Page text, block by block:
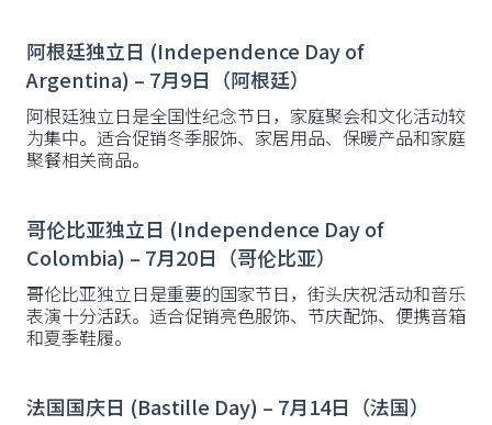
阿根廷独立日 (Independence Day of
Argentina) – 7月9日（阿根廷）
阿根廷独立日是全国性纪念节日，家庭聚会和文化活动较
为集中。适合促销冬季服饰、家居用品、保暖产品和家庭
聚餐相关商品。
哥伦比亚独立日 (Independence Day of
Colombia) – 7月20日（哥伦比亚）
哥伦比亚独立日是重要的国家节日，街头庆祝活动和音乐
表演十分活跃。适合促销亮色服饰、节庆配饰、便携音箱
和夏季鞋履。
法国国庆日 (Bastille Day) – 7月14日（法国）